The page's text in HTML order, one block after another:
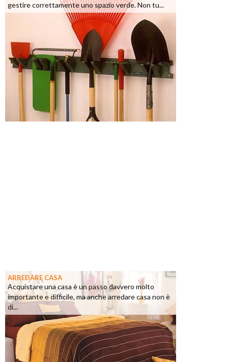
gestire correttamente uno spazio verde. Non tu...
ARREDARE CASA
Acquistare una casa è un passo davvero molto
importante e difficile, ma anche arredare casa non è
di...